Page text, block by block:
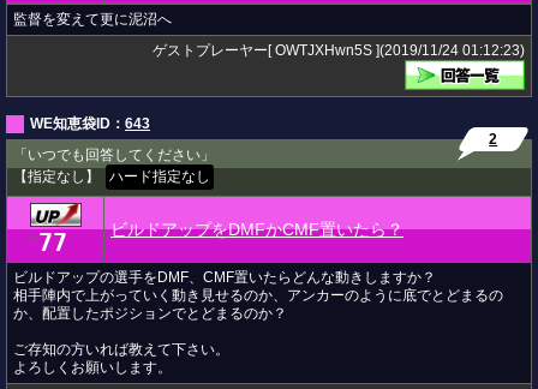
監督を変えて更に泥沼へ
ゲストプレーヤー[ OWTJXHwn5S ](2019/11/24 01:12:23)
WE知恵袋ID： 643
「いつでも回答してください」
【指定なし】
ハード指定なし
2
★ 77 ビルドアップをDMFかCMF置いたら？
ビルドアップの選手をDMF、CMF置いたらどんな動きしますか？
相手陣内で上がっていく動き見せるのか、アンカーのように底でとどまるの
か、配置したポジションでとどまるのか？
ご存知の方いれば教えて下さい。
よろしくお願いします。